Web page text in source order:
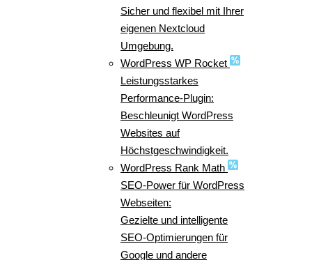
Sicher und flexibel mit Ihrer
eigenen Nextcloud
Umgebung.
WordPress WP Rocket
Leistungsstarkes
Performance-Plugin:
Beschleunigt WordPress
Websites auf
Höchstgeschwindigkeit.
WordPress Rank Math
SEO-Power für WordPress
Webseiten:
Gezielte und intelligente
SEO-Optimierungen für
Google und andere